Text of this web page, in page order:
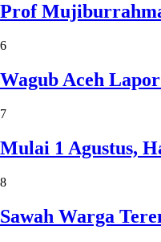
Prof
6
Wagub Aceh
7
Mulai 1 Agustus,
8
Sawah Warga